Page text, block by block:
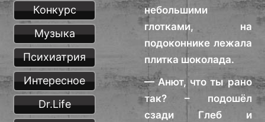
небольшими
глотками, на
подоконнике лежала
плитка шоколада.
— Анют, что ты рано
так? – подошёл
сзади Глеб и
Конкурс
Музыка
Психиатрия
Интересное
Dr.Life